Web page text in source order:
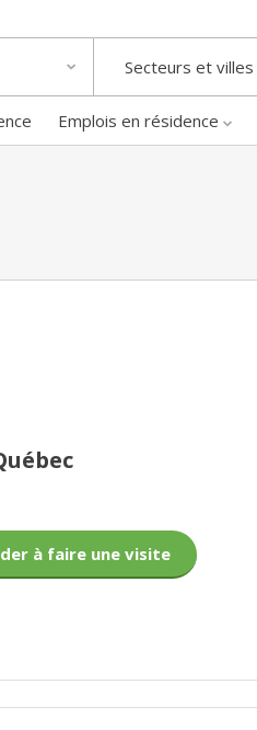
Secteurs et villes
Emplois en résidence
à faire une visite